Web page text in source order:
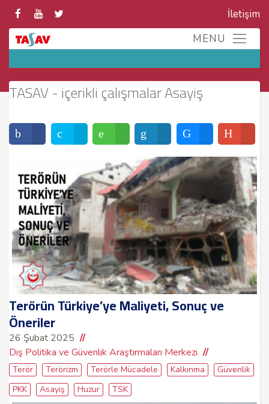
İletişim
TASAV - içerikli çalışmalar Asayiş
Terörün Türkiye’ye Maliyeti, Sonuç ve
Öneriler
26 Şubat 2025
Dış Politika ve Güvenlik Araştırmaları Merkezi
Terör Terörizm Terörle Mücadele Kalkınma
Güvenlik
PKK
Asayiş Huzur TSK